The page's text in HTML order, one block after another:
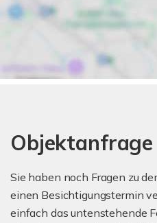
Objektanfrage
Sie haben noch Fragen zu
einen Besichtigungstermin
einfach das untenstehende